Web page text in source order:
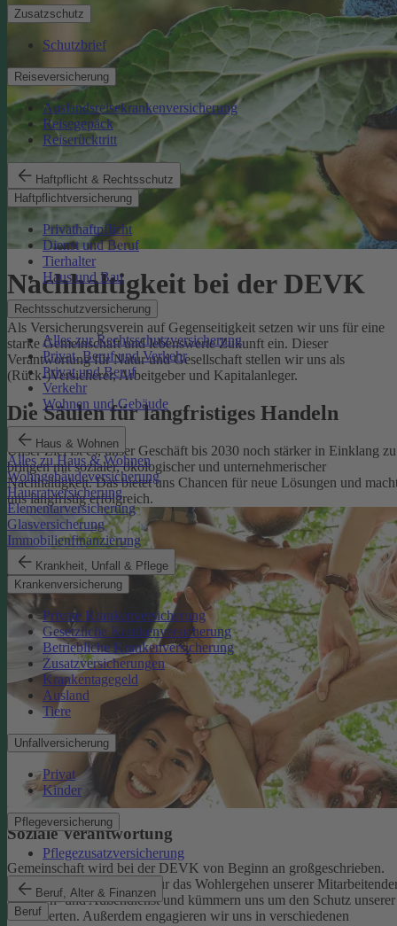
Zusatzschutz
Schutzbrief
Reiseversicherung
Auslandsreisekrankenversicherung
Reisegepäck
Reiserücktritt
Haftpflicht & Rechtsschutz
Haftpflichtversicherung
Privathaftpflicht
Dienst und Beruf
Tierhalter
Haus und Bau
Rechtsschutzversicherung
Alles zur Rechtsschutzversicherung
Privat, Beruf und Verkehr
Privat und Beruf
Verkehr
Wohnen und Gebäude
Haus & Wohnen
Alles zu Haus & Wohnen
Wohngebäudeversicherung
Hausratversicherung
Elementarversicherung
Glasversicherung
Immobilienfinanzierung
Krankheit, Unfall & Pflege
Krankenversicherung
Private Krankenversicherung
Gesetzliche Krankenversicherung
Betriebliche Krankenversicherung
Zusatzversicherungen
Krankentagegeld
Ausland
Tiere
Unfallversicherung
Privat
Kinder
Pflegeversicherung
Pflegezusatzversicherung
Beruf, Alter & Finanzen
Beruf
Nachhaltigkeit bei der DEVK
Als Versicherungsverein auf Gegenseitigkeit setzen wir uns für eine
starke Gemeinschaft und lebenswerte Zukunft ein. Dieser
Verantwortung für Natur und Gesellschaft stellen wir uns als
(Rück-)Versicherer, Arbeitgeber und Kapitalanleger.
Die Säulen für langfristiges Handeln
Unser Ziel ist es, unser Geschäft bis 2030 noch stärker in Einklang zu
bringen mit sozialer, ökologischer und unternehmerischer
Nachhaltigkeit. Das bietet uns Chancen für neue Lösungen und
uns langfristig erfolgreich.
Soziale Verantwortung
Gemeinschaft wird bei der DEVK von Beginn an großgeschrieben.
Deshalb tragen wir Sorge für das Wohlergehen unserer
im Innen- und Außendienst und kümmern uns um den Schutz unserer
Versicherten. Außerdem engagieren wir uns in verschiedenen